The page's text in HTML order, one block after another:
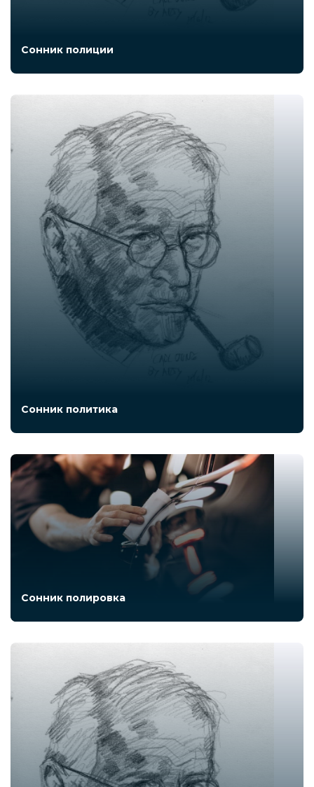
Сонник полиции
Сонник политика
Сонник полировка